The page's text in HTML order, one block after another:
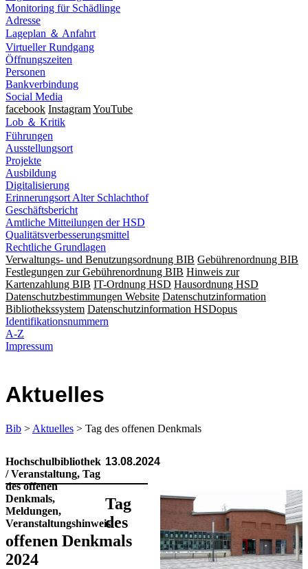
Monitoring für Schädlinge
Adresse
Lageplan ＆ Anfahrt
Virtueller Rundgang
Öffnungszeiten
Personen
Bankverbindung
Social Media
facebook InstagramYouTube
Lob ＆ Kritik
Führungen
Ausstellungsort
Projekte
Ausbildung
Digitalisierung
Erinnerungsort Alter Schlachthof
Geschäftsbericht
Amtliche Mitteilungen der HSD
Qualitätsverbesserungsmittel
Rechtliche Grundlagen
Verwaltungs- und Benutzungsordnung BIB Gebührenordnung BIB
Festlegungen zur Gebührenordnung BIB Hinweis zur
Kartenzahlung BIB IT-Ordnung HSD Hausordnung HSD
Datenschutzbestimmungen Website Datenschutzinformation
Bibliothekssystem Datenschutzinformation HSDopus
Identifikationsnummern
A-Z
Impressum
Aktuelles
Bib > Aktuelles > Tag des offenen Denkmals
Hochschulbibliothek
/ Veranstaltung, Tag
des offenen
Denkmals,
Meldungen,
Veranstaltungshinweis
13.08.2024
Tag
des
offenen Denkmals
2024